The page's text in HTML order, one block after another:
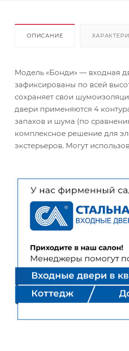
ОПИСАНИЕ
Модель «Бонди» — входная
зафиксированы по всей
сохраняет свои
двери применяются 4
запахов и шума (по
комплексное решение для
экстерьеров. Могут